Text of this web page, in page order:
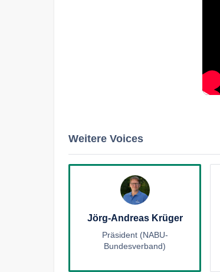
Weitere Voices
Jörg-Andreas Krüger
Präsident (NABU-
Bundesverband)